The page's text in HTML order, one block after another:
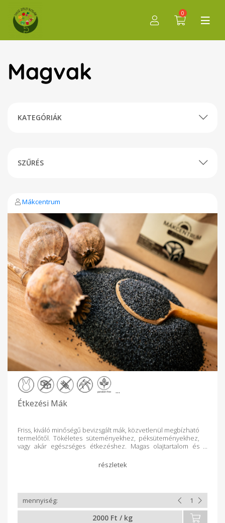
0
Magvak
KATEGÓRIÁK
SZŰRÉS
Mákcentrum
...
Étkezési Mák
Friss, kiváló minőségű bevizsgált mák, közvetlenül megbízható
termelőtől. Tökéletes süteményekhez, péksüteményekhez,
vagy akár egészséges étkezéshez. Magas olajtartalom és
2000 Ft / kg